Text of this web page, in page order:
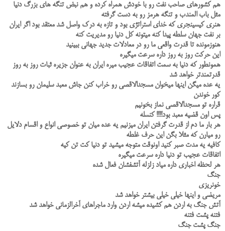
هم کشورهای صاحب نفت رو با خودش همراه کرده و هم نبض تنگه های بزرگ دنیا
مثل باب المندب و تنگه هرمز رو به دست گرفته
هنری کیسینجری که خدای استراتژی بود و تازه به درک واصل شد معتقد بود اگر ایران
بر نفت جهان سلطه پیدا کنه میتونه کل دنیا رو مدیریت کنه
هنوزمونده تا قدرت واقعی ما رو‌ در معادلات جدید جهانی ببینید
این حرکت روز به روز داره سرعت میگیره
همونطور که دنیا به سمت اتفاقات عجیب میره ایران به عنوان جزیره ثبات روز به روز
قدرتمندتر خواهد شد
یه عده میگن اینها میخوان مسجدالاقصی رو خراب کنن جاش معبد سلیمان رو بسازند
کور خوندن
قراره تو مسجدالاقصی نماز بخونیم
پس اون قضیه معبد بود!!!! کنسله
هر بار ما دم‌ از قدرت گرفتن ایران میزنیم یه عده میان تو خصوصی انواع و اقسام دلایل
رو میارن که مثلا بگن این حرف غلطه
کافیه یه مدت صبر کنید اونوقت متوجه میشید تو دنیا کت تن کیه
اتفاقات عجیب تو دنیا داره سرعت میگیره
هر لحظه اخباری داره میاد زلزله آتشفشان فعال شده
جنگ
خونریزی
مریضی و اینها خیلی خیلی بیشتر خواهد شد
آتش جنگ به اردن هم کشیده میشه اردن وارد ماجراهای آخرالزمانی خواهد شد
فتنه پشت فتنه
جنگ پشت جنگ